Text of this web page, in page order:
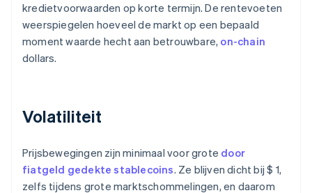
kredietvoorwaarden op korte termijn. De rentevoeten
weerspiegelen hoeveel de markt op een bepaald
moment waarde hecht aan betrouwbare, on-chain
dollars.
Volatiliteit
Prijsbewegingen zijn minimaal voor grote door
fiatgeld gedekte stablecoins. Ze blijven dicht bij $ 1,
zelfs tijdens grote marktschommelingen, en daarom